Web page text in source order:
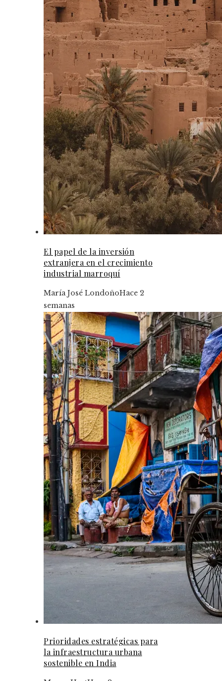
El papel de la inversión
extranjera en el crecimiento
industrial marroquí
María José LondoñoHace 2
semanas
Prioridades estratégicas para
la infraestructura urbana
sostenible en India